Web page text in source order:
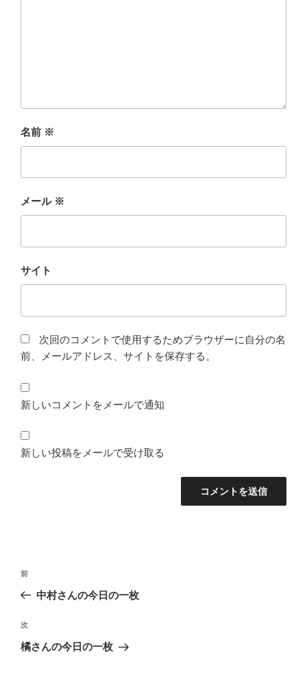
名前 ※
メール ※
サイト
次回のコメントで使用するためブラウザーに自分の名
前、メールアドレス、サイトを保存する。
新しいコメントをメールで通知
新しい投稿をメールで受け取る
投
ナ
ビ
ゲ
前
の
稿
前
中村さんの今日の一枚
次
の
次
橘さんの今日の一枚